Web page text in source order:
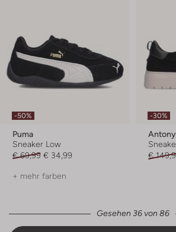
-50%
Puma
Sneaker Low
€ 69,99 € 34,99
+ mehr farben
-30%
€
Gesehen 36 von 86